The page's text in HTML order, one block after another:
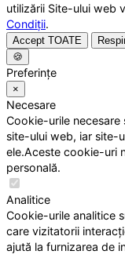
utilizării Site-ului web
Condiții.
Accept TOATE
🍪
Preferințe
×
Necesare
Cookie-urile necesare
site-ului web, iar site-
ele.Aceste cookie-uri
personală.
Analitice
Cookie-urile analitice
care vizitatorii
ajută la furnizarea de